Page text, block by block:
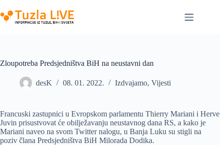
to
content
Zloupotreba Predsjedništva BiH na neustavni dan
desK 08. 01. 2022. Izdvajamo, Vijesti
Francuski zastupnici u Evropskom parlamentu Thierry Mariani i Herve
Juvin prisustvovat će obilježavanju neustavnog dana RS, a kako je
Mariani naveo na svom Twitter nalogu, u Banja Luku su stigli na
poziv člana Predsjedništva BiH Milorada Dodika.